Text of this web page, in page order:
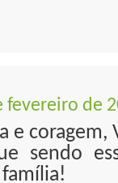
fevereiro de
e coragem,
sendo